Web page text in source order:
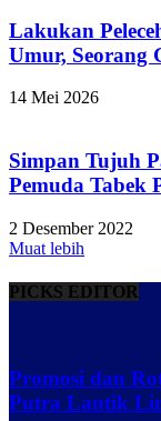
Lakukan
Umur, Seorang
14 Mei 2026
Simpan Tujuh
Pemuda Tabek
2 Desember 2022
Muat lebih
PICKS EDITOR
Promosi dan
Putra Lantik